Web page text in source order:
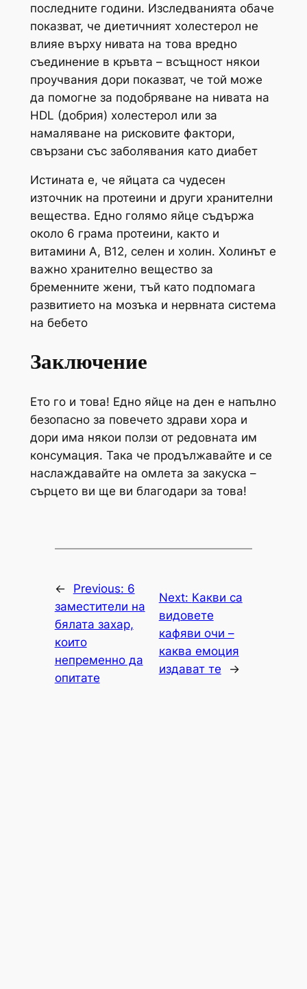
последните години. Изследванията обаче
показват, че диетичният холестерол не
влияе върху нивата на това вредно
съединение в кръвта – всъщност някои
проучвания дори показват, че той може
да помогне за подобряване на нивата на
HDL (добрия) холестерол или за
намаляване на рисковите фактори,
свързани със заболявания като диабет
Истината е, че яйцата са чудесен
източник на протеини и други хранителни
вещества. Едно голямо яйце съдържа
около 6 грама протеини, както и
витамини А, В12, селен и холин. Холинът е
важно хранително вещество за
бременните жени, тъй като подпомага
развитието на мозъка и нервната система
на бебето
Заключение
Ето го и това! Едно яйце на ден е напълно
безопасно за повечето здрави хора и
дори има някои ползи от редовната им
консумация. Така че продължавайте и се
наслаждавайте на омлета за закуска –
сърцето ви ще ви благодари за това!
← Previous: 6
заместители на
бялата захар,
които
непременно да
опитате
Next: Какви са
видовете
кафяви очи –
каква емоция
издават те
→